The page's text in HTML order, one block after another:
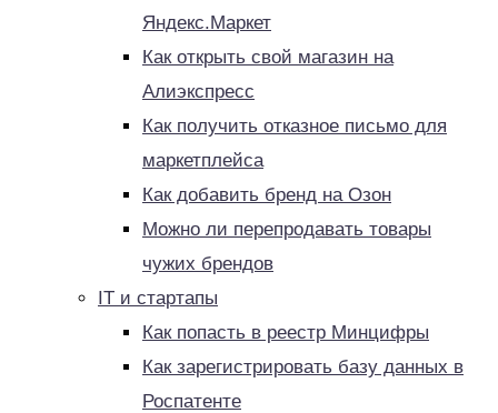
Яндекс.Маркет
Как открыть свой магазин на
Алиэкспресс
Как получить отказное письмо для
маркетплейса
Как добавить бренд на Озон
Можно ли перепродавать товары
чужих брендов
IT и стартапы
Как попасть в реестр Минцифры
Как зарегистрировать базу данных в
Роспатенте